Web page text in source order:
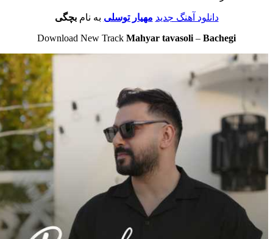
دانلود آهنگ جدید مهیار توسلیبه نام بچگی
Download New TrackMahyar tavasoli–Bachegi